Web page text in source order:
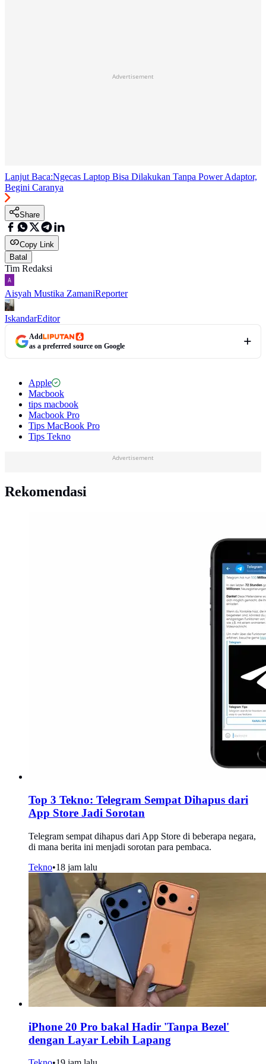
Advertisement
Lanjut Baca:Ngecas Laptop Bisa Dilakukan Tanpa Power Adaptor,
Begini Caranya
Share
Copy Link
Batal
Tim Redaksi
Aisyah Mustika ZamaniReporter
IskandarEditor
Add
as a preferred source on Google
Apple
Macbook
tips macbook
Macbook Pro
Tips MacBook Pro
Tips Tekno
Advertisement
Rekomendasi
Top 3 Tekno: Telegram Sempat Dihapus dari
App Store Jadi Sorotan
Telegram sempat dihapus dari App Store di beberapa negara,
di mana berita ini menjadi sorotan para pembaca.
Tekno•18 jam lalu
iPhone 20 Pro bakal Hadir 'Tanpa Bezel'
dengan Layar Lebih Lapang